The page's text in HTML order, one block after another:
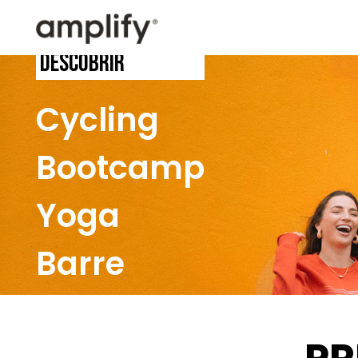
Descobrir
Cycling
Bootcamp
Yoga
Barre